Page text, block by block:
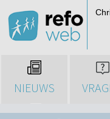
NIEUWS